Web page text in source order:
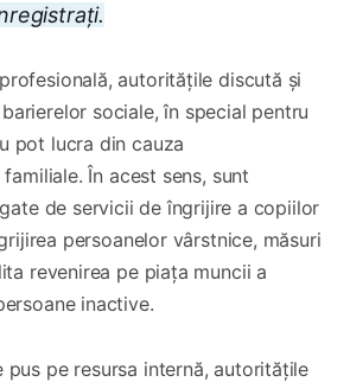
autoritățile discută și
sociale, în special pentru
pot lucra din cauza
În acest sens, sunt
de servicii de îngrijire a copiilor
persoanelor vârstnice, măsuri
revenirea pe piața muncii a
inactive.
pus pe resursa internă, autoritățile